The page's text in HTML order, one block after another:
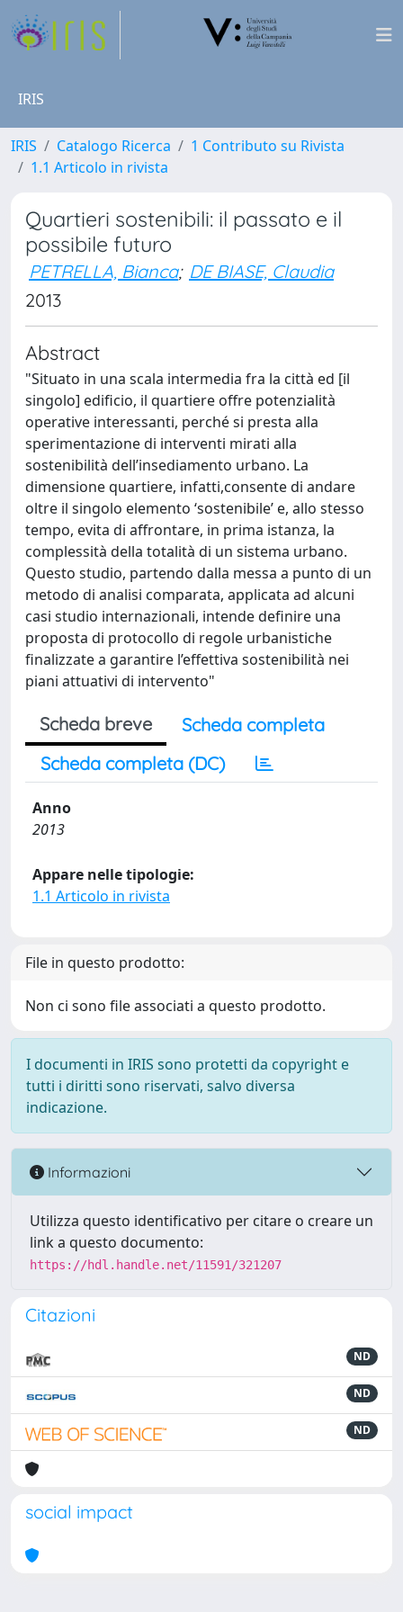
IRIS
IRIS Catalogo Ricerca
1 Contributo su Rivista
1.1 Articolo in rivista
Quartieri sostenibili: il passato e il
possibile futuro
PETRELLA, Bianca; DE BIASE, Claudia
2013
Abstract
"Situato in una scala intermedia fra la città ed [il
singolo] edificio, il quartiere offre potenzialità
operative interessanti, perché si presta alla
sperimentazione di interventi mirati alla
sostenibilità dell’insediamento urbano. La
dimensione quartiere, infatti,consente di andare
oltre il singolo elemento ‘sostenibile’ e, allo stesso
tempo, evita di affrontare, in prima istanza, la
complessità della totalità di un sistema urbano.
Questo studio, partendo dalla messa a punto di un
metodo di analisi comparata, applicata ad alcuni
casi studio internazionali, intende definire una
proposta di protocollo di regole urbanistiche
finalizzate a garantire l’effettiva sostenibilità nei
piani attuativi di intervento"
Scheda breve
Scheda completa
Scheda completa (DC)
Anno
2013
Appare nelle tipologie:
1.1 Articolo in rivista
File in questo prodotto:
Non ci sono file associati a questo prodotto.
I documenti in IRIS sono protetti da copyright e
tutti i diritti sono riservati, salvo diversa
indicazione.
Informazioni
Utilizza questo identificativo per citare o creare un
link a questo documento:
https://hdl.handle.net/11591/321207
Citazioni
ND
ND
ND
social impact